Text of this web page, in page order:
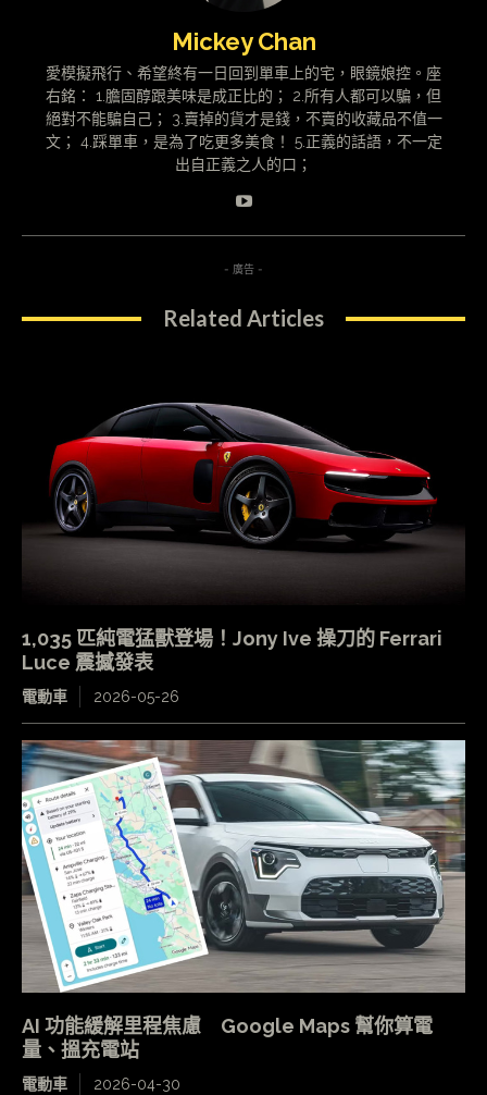
Mickey Chan
愛模擬飛行、希望終有一日回到單車上的宅，眼鏡娘控。座
右銘： 1.膽固醇跟美味是成正比的； 2.所有人都可以騙，但
絕對不能騙自己； 3.賣掉的貨才是錢，不賣的收藏品不值一
文； 4.踩單車，是為了吃更多美食！ 5.正義的話語，不一定
出自正義之人的口；
- 廣告 -
Related Articles
1,035 匹純電猛獸登場！Jony Ive 操刀的 Ferrari
Luce 震撼發表
電動車 2026-05-26
AI 功能緩解里程焦慮 Google Maps 幫你算電
量、搵充電站
電動車 2026-04-30